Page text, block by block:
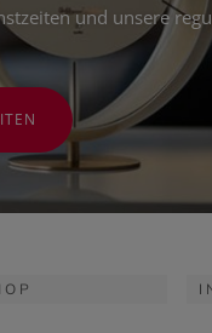
und unsere